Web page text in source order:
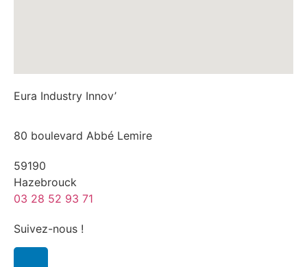
Eura Industry Innov’
80 boulevard Abbé Lemire
59190
Hazebrouck
03 28 52 93 71
Suivez-nous !